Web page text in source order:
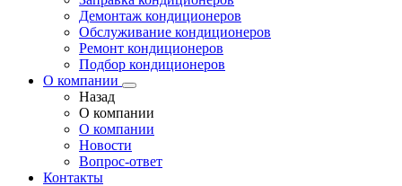
Демонтаж кондиционеров
Обслуживание кондиционеров
Ремонт кондиционеров
Подбор кондиционеров
О компании
Назад
О компании
О компании
Новости
Вопрос-ответ
Контакты